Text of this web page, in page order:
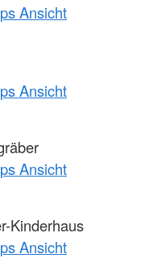
Ansicht
Ansicht
Ansicht
Kinderhaus
Ansicht